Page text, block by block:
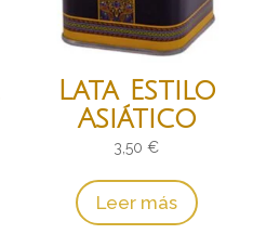
Lata Estilo
Asiático
3,50€
Leer más